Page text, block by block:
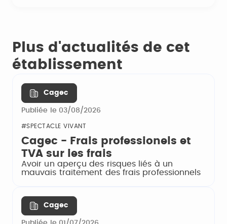
Plus d'actualités de cet
établissement
Cagec
Publiée le 03/08/2026
#SPECTACLE VIVANT
Cagec - Frais professionels et
TVA sur les frais
Avoir un aperçu des risques liés à un
mauvais traitement des frais professionnels
Cagec